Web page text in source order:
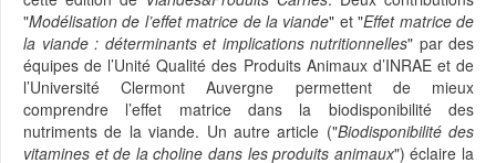
"Modélisation de l’effet matrice de la viande" et "Effet matrice de
la viande : déterminants et implications nutritionnelles" par des
équipes de l’Unité Qualité des Produits Animaux d’INRAE et de
l’Université Clermont Auvergne permettent de mieux
comprendre l’effet matrice dans la biodisponibilité des
nutriments de la viande. Un autre article ("Biodisponibilité des
vitamines et de la choline dans les produits animaux") éclaire la